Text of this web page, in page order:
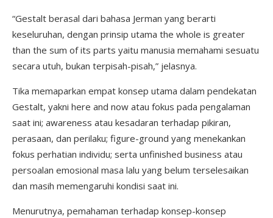
“Gestalt berasal dari bahasa Jerman yang berarti
keseluruhan, dengan prinsip utama the whole is greater
than the sum of its parts yaitu manusia memahami sesuatu
secara utuh, bukan terpisah-pisah,” jelasnya.
Tika memaparkan empat konsep utama dalam pendekatan
Gestalt, yakni here and now atau fokus pada pengalaman
saat ini; awareness atau kesadaran terhadap pikiran,
perasaan, dan perilaku; figure-ground yang menekankan
fokus perhatian individu; serta unfinished business atau
persoalan emosional masa lalu yang belum terselesaikan
dan masih memengaruhi kondisi saat ini.
Menurutnya, pemahaman terhadap konsep-konsep